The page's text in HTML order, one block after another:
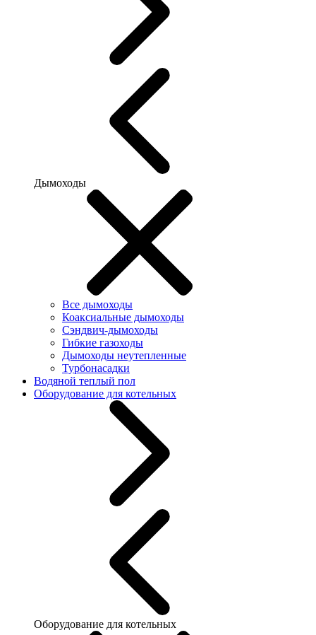
Дымоходы
Все дымоходы
Коаксиальные дымоходы
Сэндвич-дымоходы
Гибкие газоходы
Дымоходы неутепленные
Турбонасадки
Водяной теплый пол
Оборудование для котельных
Оборудование для котельных